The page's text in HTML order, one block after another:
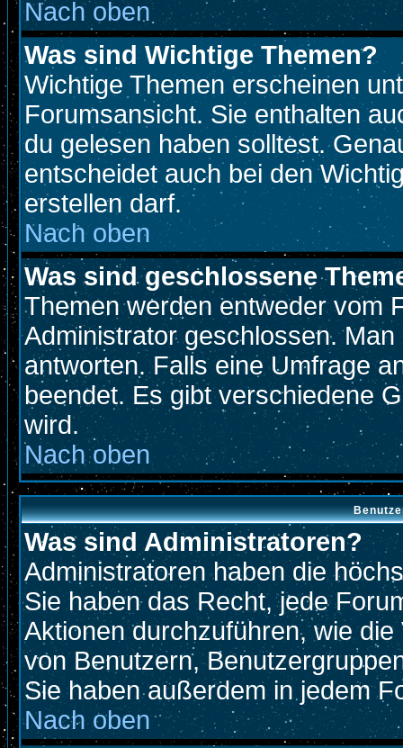
Nach oben
Was sind Wichtige Themen?
Wichtige Themen erscheinen
Forumsansicht. Sie enthalten
du gelesen haben solltest.
entscheidet auch bei den
erstellen darf.
Nach oben
Was sind geschlossene
Themen werden entweder vom
Administrator geschlossen.
antworten. Falls eine Umfrage
beendet. Es gibt verschiedene
wird.
Nach oben
Was sind Administratoren?
Administratoren haben die
Sie haben das Recht, jede
Aktionen durchzuführen, wie
von Benutzern,
Sie haben außerdem in jedem
Nach oben